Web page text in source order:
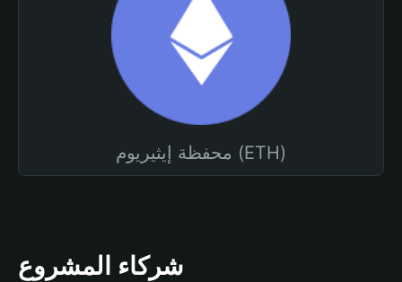
محفظة إيثيريوم (ETH)
شركاء المشروع